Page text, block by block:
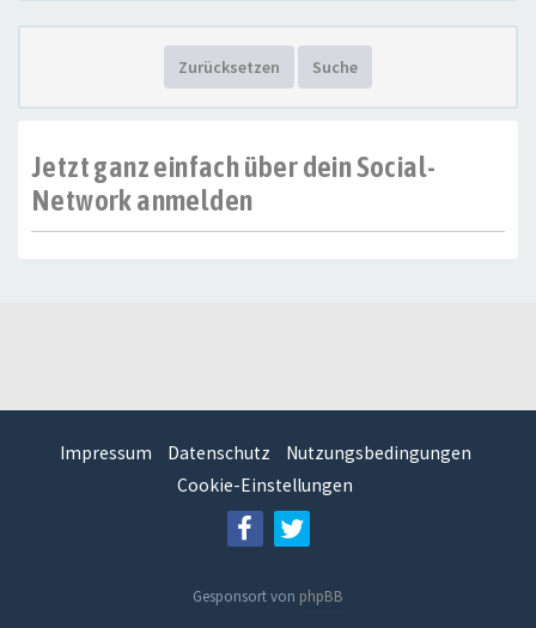
Zurücksetzen Suche
Jetzt ganz einfach über dein Social-
Network anmelden
Impressum Datenschutz
Nutzungsbedingungen
Cookie-Einstellungen
Gesponsort von phpBB